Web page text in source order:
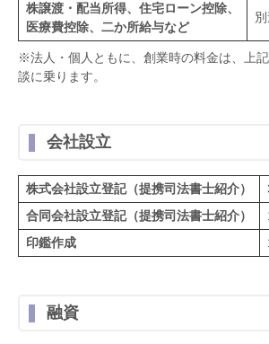
株譲渡・配当所得、住宅ローン控除、
医療費控除、二か所給与など
※法人・個人ともに、創業時の料金は、上
談に乗ります。
会社設立
株式会社設立登記（提携司法書士紹介）
合同会社設立登記（提携司法書士紹介）
印鑑作成
融資